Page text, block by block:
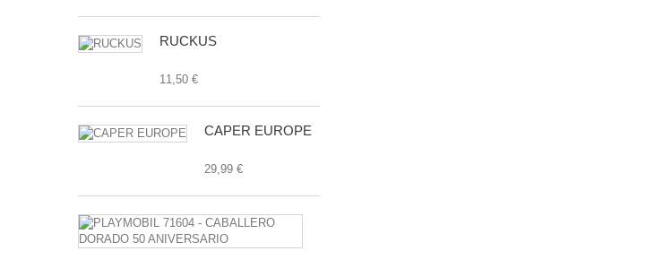
RUCKUS
11,50 €
CAPER EUROPE
29,99 €